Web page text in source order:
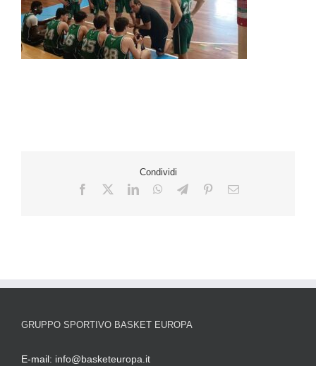
Condividi
GRUPPO SPORTIVO BASKET EUROPA
E-mail: info@basketeuropa.it